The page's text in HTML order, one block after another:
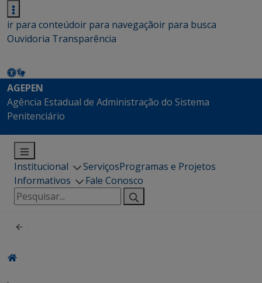
ir para conteúdoir para navegaçãoir para busca
Ouvidoria Transparência
AGEPEN
Agência Estadual de Administração do Sistema
Penitenciário
Institucional ServiçosProgramas e Projetos
Informativos
Fale Conosco
Pesquisar
por: